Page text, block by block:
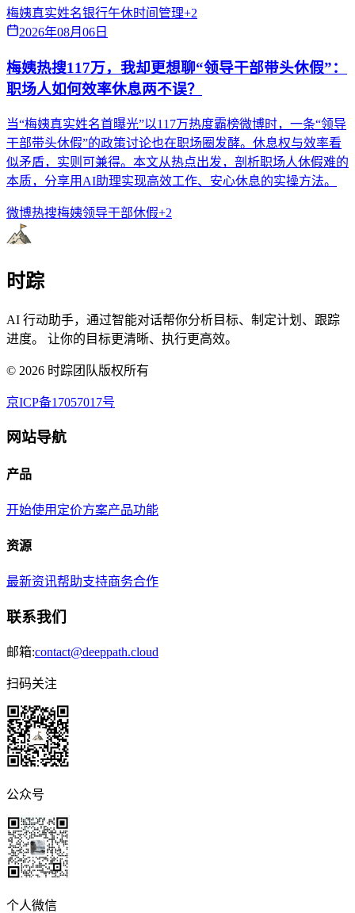
梅姨真实姓名银行午休时间管理+2
2026年08月06日
梅姨热搜117万，我却更想聊“领导干部带头休假”：
职场人如何效率休息两不误？
当“梅姨真实姓名首曝光”以117万热度霸榜微博时，一条“领导
干部带头休假”的政策讨论也在职场圈发酵。休息权与效率看
似矛盾，实则可兼得。本文从热点出发，剖析职场人休假难的
本质，分享用AI助理实现高效工作、安心休息的实操方法。
微博热搜梅姨领导干部休假+2
时踪
AI 行动助手，通过智能对话帮你分析目标、制定计划、跟踪
进度。 让你的目标更清晰、执行更高效。
© 2026 时踪团队版权所有
京ICP备17057017号
网站导航
产品
开始使用 定价方案产品功能
资源
最新资讯帮助支持商务合作
联系我们
邮箱:contact@deeppath.cloud
扫码关注
公众号
个人微信